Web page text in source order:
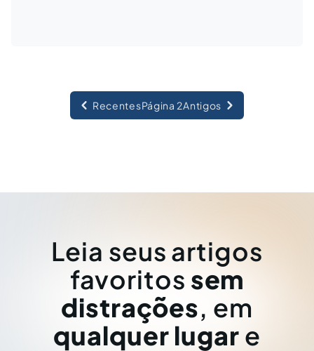
RecentesPágina 2Antigos
Leia seus artigos
favoritos sem
distrações, em
qualquer lugar e